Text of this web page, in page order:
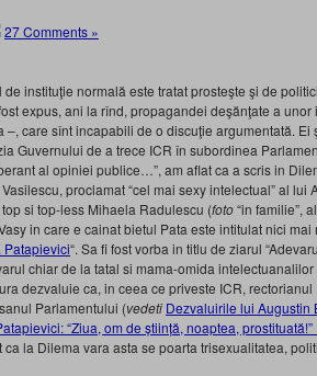
27 Comments »
de instituţie normală este tratat prosteşte şi de
expus, ani la rînd, propagandei deşănţate a
–, care sînt incapabili de o discuţie argumentată.
Guvernului de a trece ICR în subordinea
al opiniei publice…”, am aflat ca a scris in
proclamat “cel mai sexy intelectual” al lui
si top-less Mihaela Radulescu (foto“in familie”,
in care e cainat bietul Pata este intitulat nici
Patapievici“. Sa fi fost vorba in titlu de ziarul
chiar de la tatal si mama-omida
dezvaluie ca, in ceea ce priveste ICR,
Parlamentului (vedeti Dezvaluirile lui Augustin
“Ziua, om de știință, noaptea, prostituată!”
la Dilema vara asta se poarta trisexualitatea,